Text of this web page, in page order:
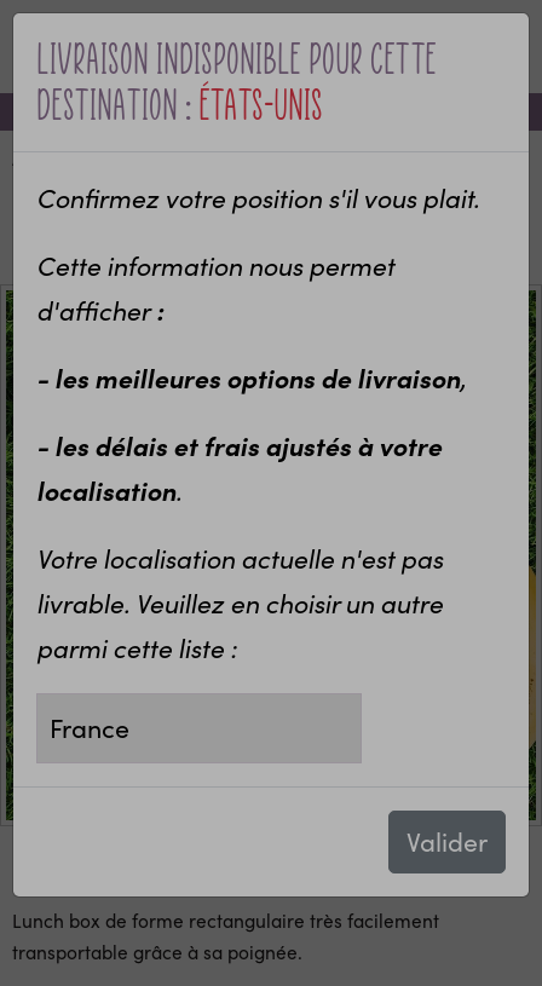
MENU
-10% sur votre première commande avec le code bienvenue
Livraison indisponible pour cette
destination :États-Unis
Confirmez votre position s'il vous plait.
Cette information nous permet
d'afficher:
- les meilleures options de livraison,
- les délais et frais ajustés à votre
localisation.
Votre localisation actuelle n'est pas
livrable. Veuillez en choisir un autre
parmi cette liste :
Valider
Sport et Loisirs
Boîtes à goûter & Lunch box isotherme
Lunch box de forme rectangulaire très facilement
transportable grâce à sa poignée.